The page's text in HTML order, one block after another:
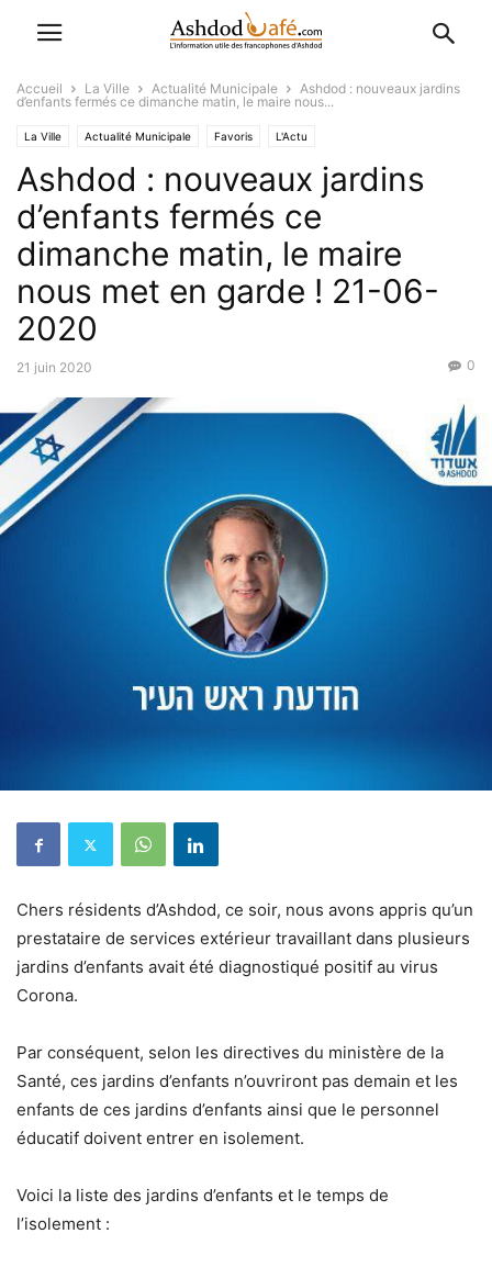
Accueil La Ville Actualité Municipale
Ashdod : nouveaux jardins
d’enfants fermés ce dimanche matin, le maire nous...
La Ville Actualité Municipale Favoris L'Actu
Ashdod : nouveaux jardins
d’enfants fermés ce
dimanche matin, le maire
nous met en garde ! 21-06-
2020
21 juin 2020 0
Chers résidents d’Ashdod, ce soir, nous avons appris qu’un
prestataire de services extérieur travaillant dans plusieurs
jardins d’enfants avait été diagnostiqué positif au virus
Corona.
Par conséquent, selon les directives du ministère de la
Santé, ces jardins d’enfants n’ouvriront pas demain et les
enfants de ces jardins d’enfants ainsi que le personnel
éducatif doivent entrer en isolement.
Voici la liste des jardins d’enfants et le temps de
l’isolement :